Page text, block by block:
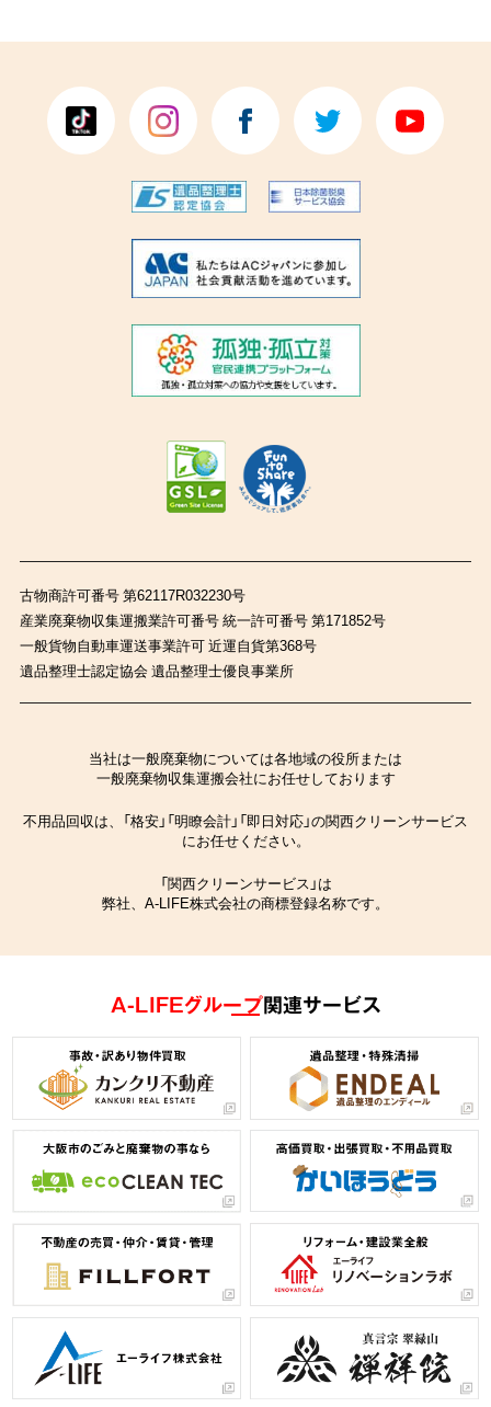
古物商許可番号 第62117R032230号
産業廃棄物収集運搬業許可番号 統一許可番号 第171852号
一般貨物自動車運送事業許可 近運自貨第368号
遺品整理士認定協会 遺品整理士優良事業所
当社は一般廃棄物については各地域の役所または
一般廃棄物収集運搬会社にお任せしております
不用品回収は、「格安」「明瞭会計」「即日対応」の関西クリーンサービス
にお任せください。
「関西クリーンサービス」は
弊社、A-LIFE株式会社の商標登録名称です。
A-LIFEグループ関連サービス